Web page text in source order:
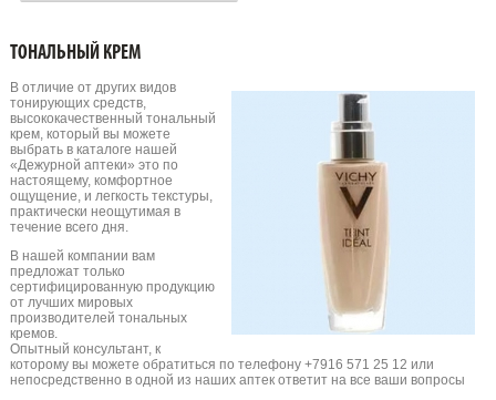
ТОНАЛЬНЫЙ КРЕМ
В отличие от других видов
тонирующих средств,
высококачественный тональный
крем, который вы можете
выбрать в каталоге нашей
«Дежурной аптеки» это по
настоящему, комфортное
ощущение, и легкость текстуры,
практически неощутимая в
течение всего дня.
В нашей компании вам
предложат только
сертифицированную продукцию
от лучших мировых
производителей тональных
кремов.
Опытный консультант, к
которому вы можете обратиться по телефону +7916 571 25 12 или
непосредственно в одной из наших аптек ответит на все ваши вопросы